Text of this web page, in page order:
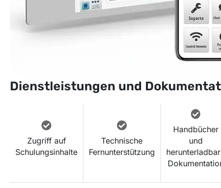
Dienstleistungen und
Zugriff auf
Schulungsinhalte
Technische
Fernunterstützung
Handbücher
und